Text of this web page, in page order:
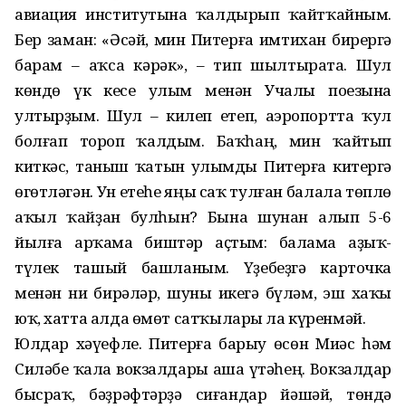
авиация институтына ҡалдырып ҡайтҡайным.
Бер заман: «Әсәй, мин Питерға имтихан бирергә
барам – аҡса кәрәк», – тип шылтырата. Шул
көндө үк кесе улым менән Учалы поезына
ултырҙым. Шул – килеп етеп, аэропортта ҡул
болғап тороп ҡалдым. Баҡһаң, мин ҡайтып
киткәс, таныш ҡатын улымды Питерға китергә
өгөтләгән. Ун етеһе яңы саҡ тулған балала төплө
аҡыл ҡайҙан булһын? Бына шунан алып 5-6
йылға арҡама биштәр аҫтым: балама аҙыҡ-
түлек ташый башланым. Үҙебеҙгә карточка
менән ни бирәләр, шуны икегә бүләм, эш хаҡы
юҡ, хатта алда өмөт сатҡылары ла күренмәй.
Юлдар хәүефле. Питерға барыу өсөн Миәс һәм
Силәбе ҡала вокзалдары аша үтәһең. Вокзалдар
бысраҡ, бәҙрәфтәрҙә сиғандар йәшәй, төндә